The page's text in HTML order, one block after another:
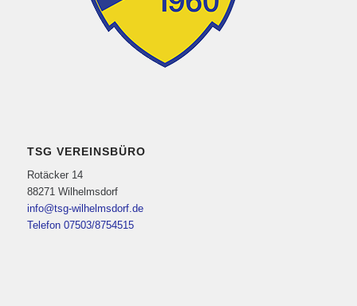
TSG VEREINSBÜRO
Rotäcker 14
88271 Wilhelmsdorf
info@tsg-wilhelmsdorf.de
Telefon 07503/8754515